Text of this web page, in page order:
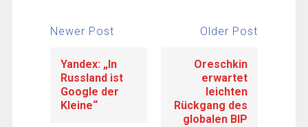
Newer Post
Yandex: „In
Russland ist
Google der
Kleine“
Older Post
Oreschkin
erwartet
leichten
Rückgang des
globalen BIP